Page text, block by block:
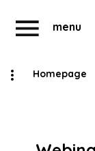
menu
Homepage